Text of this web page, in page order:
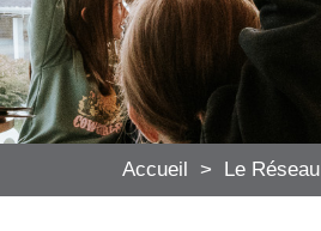
Accueil > Le Réseau